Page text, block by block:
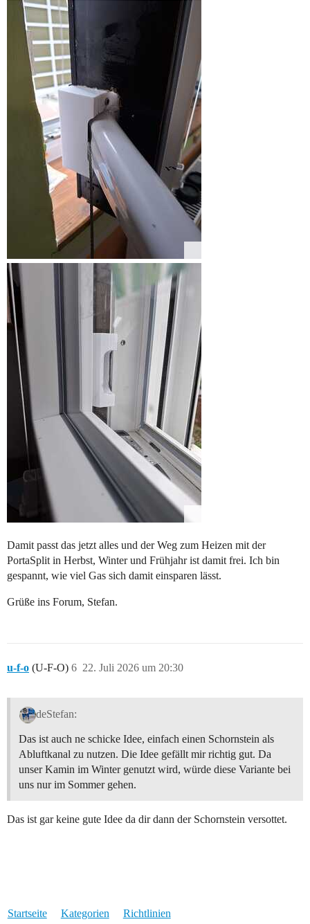
Damit passt das jetzt alles und der Weg zum Heizen mit der
PortaSplit in Herbst, Winter und Frühjahr ist damit frei. Ich bin
gespannt, wie viel Gas sich damit einsparen lässt.
Grüße ins Forum, Stefan.
u-f-o (U-F-O) 22. Juli 2026 um 20:30
6
deStefan:
Das ist auch ne schicke Idee, einfach einen Schornstein als
Abluftkanal zu nutzen. Die Idee gefällt mir richtig gut. Da
unser Kamin im Winter genutzt wird, würde diese Variante bei
uns nur im Sommer gehen.
Das ist gar keine gute Idee da dir dann der Schornstein versottet.
Startseite Kategorien Richtlinien